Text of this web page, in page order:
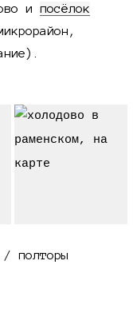
и посёлок
/ полторы